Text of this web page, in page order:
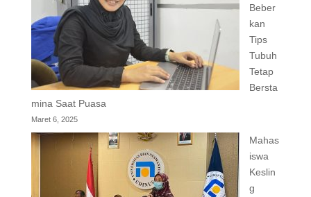
Beber
kan
Tips
Tubuh
Tetap
Bersta
mina Saat Puasa
Maret 6, 2025
Mahas
iswa
Keslin
g